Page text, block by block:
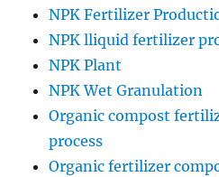
NPK Fertilizer
NPK lliquid fertilizer
NPK Plant
NPK Wet Granulation
Organic compost
process
Organic fertilizer